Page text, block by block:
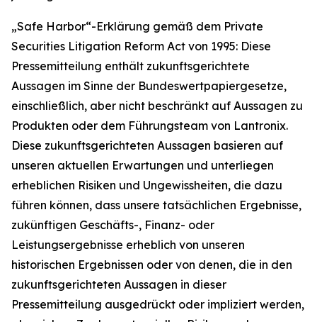
„Safe Harbor“-Erklärung gemäß dem Private
Securities Litigation Reform Act von 1995: Diese
Pressemitteilung enthält zukunftsgerichtete
Aussagen im Sinne der Bundeswertpapiergesetze,
einschließlich, aber nicht beschränkt auf Aussagen zu
Produkten oder dem Führungsteam von Lantronix.
Diese zukunftsgerichteten Aussagen basieren auf
unseren aktuellen Erwartungen und unterliegen
erheblichen Risiken und Ungewissheiten, die dazu
führen können, dass unsere tatsächlichen Ergebnisse,
zukünftigen Geschäfts-, Finanz- oder
Leistungsergebnisse erheblich von unseren
historischen Ergebnissen oder von denen, die in den
zukunftsgerichteten Aussagen in dieser
Pressemitteilung ausgedrückt oder impliziert werden,